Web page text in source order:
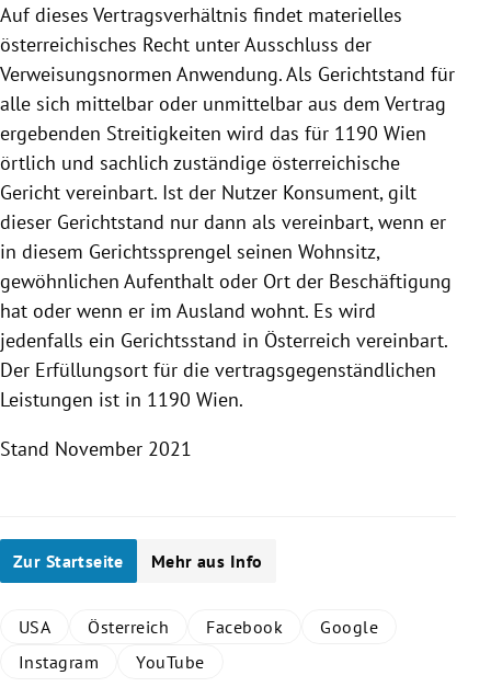
Auf dieses Vertragsverhältnis findet materielles
österreichisches Recht unter Ausschluss der
Verweisungsnormen Anwendung. Als Gerichtstand für
alle sich mittelbar oder unmittelbar aus dem Vertrag
ergebenden Streitigkeiten wird das für 1190 Wien
örtlich und sachlich zuständige österreichische
Gericht vereinbart. Ist der Nutzer Konsument, gilt
dieser Gerichtstand nur dann als vereinbart, wenn er
in diesem Gerichtssprengel seinen Wohnsitz,
gewöhnlichen Aufenthalt oder Ort der Beschäftigung
hat oder wenn er im Ausland wohnt. Es wird
jedenfalls ein Gerichtsstand in Österreich vereinbart.
Der Erfüllungsort für die vertragsgegenständlichen
Leistungen ist in 1190 Wien.
Stand November 2021
Zur Startseite Mehr aus Info
USA Österreich Facebook
Google
Instagram
YouTube